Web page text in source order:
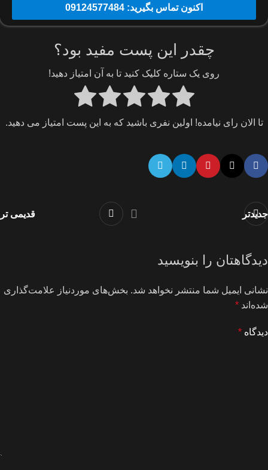
اکنون تماس بگیرید: 09124577484
چقدر این پست مفید بود؟
روی یک ستاره کلیک کنید تا به آن امتیاز دهید!
تا الان رای نیامده! اولین نفری باشید که به این پست امتیاز می دهید.
جدیدتر قدیمی تر
دیدگاهتان را بنویسید
نشانی ایمیل شما منتشر نخواهد شد. بخش‌های موردنیاز علامت‌گذاری
شده‌اند *
دیدگاه *